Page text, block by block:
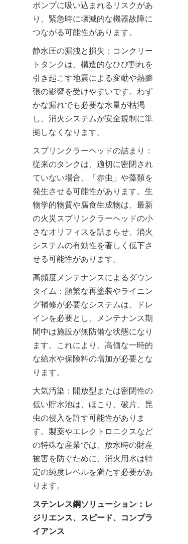
ポンプに吸い込まれるリスクがあ
り、緊急時に壊滅的な機器故障に
つながる可能性があります。
静水圧の漏洩と損失：コンクリー
トタンクは、構造的なひび割れを
引き起こす地震による変動や熱膨
張の影響を受けやすいです。わず
かな漏れでも必要な水量が枯渇
し、消火システムが安全規制に準
拠しなくなります。
スプリンクラーヘッドの詰まり：
従来のタンクは、適切に密閉され
ていない場合、「赤虫」や藻類を
発生させる可能性があります。生
物学的物質や腐食生成物は、最新
の火災スプリンクラーヘッドの小
さなオリフィスを詰まらせ、消火
システムの有効性を著しく低下さ
せる可能性があります。
高頻度メンテナンスによるダウン
タイム：頻繁な再塗装やライニン
グ補修が必要なシステムは、ドレ
インを必要とし、メンテナンス期
間中は施設が無防備な状態になり
ます。これにより、高価な一時的
な給水や保険料の増加が必要とな
ります。
大気汚染：開放型または密閉性の
低い貯水池は、ほこり、破片、昆
虫の侵入を許す可能性がありま
す。製薬やエレクトロニクスなど
の特殊な産業では、放水時の財産
被害を防ぐために、消火用水は特
定の純度レベルを満たす必要があ
ります。
ステンレス鋼ソリューション：レ
ジリエンス、スピード、コンプラ
イアンス